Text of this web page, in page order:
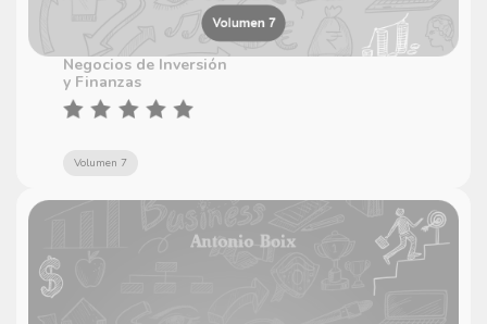
Negocios de Inversión
y Finanzas
Volumen 7